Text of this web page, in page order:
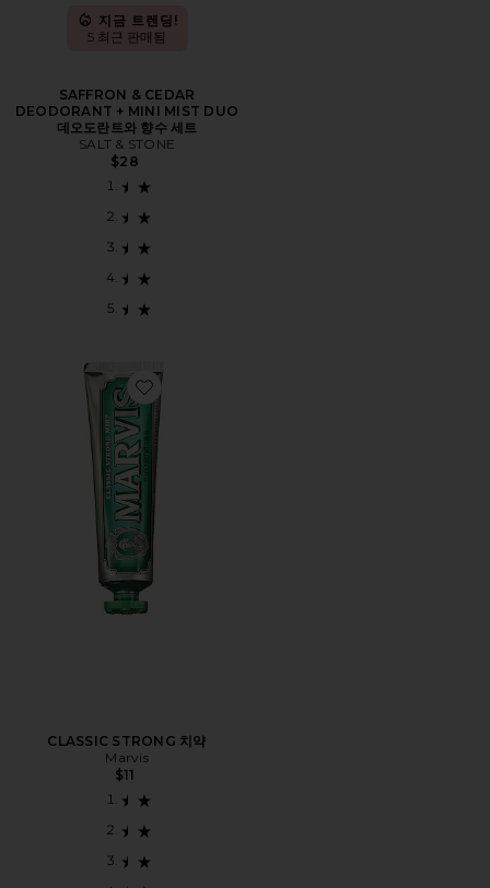
지금 트렌딩!
5 최근 판매됨
SAFFRON & CEDAR
DEODORANT + MINI MIST DUO
데오도란트와 향수 세트
SALT & STONE
$28
Favorite CLASSIC STRONG 치약
CLASSIC STRONG 치약
Marvis
$11